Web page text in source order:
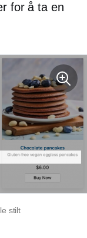
for å ta en
stilt